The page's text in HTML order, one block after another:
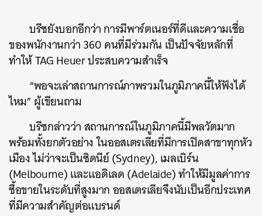
บรีซยังบอกอีกว่า การมีพาร์ตเนอร์ที่ดีและความเชื่อ
ของพนักงานกว่า 360 คนที่มีร่วมกัน เป็นปัจจัยหลักที่
ทำให้ TAG Heuer ประสบความสำเร็จ
“พอจะเล่าสถานการณ์ภาพรวมในภูมิภาคนี้ให้ฟังได้
ไหม” ผู้เขียนถาม
บรีซกล่าวว่า สถานการณ์ในภูมิภาคนี้มีพลวัตมาก
พร้อมทั้งยกตัวอย่าง ในออสเตรเลียที่มีการเปิดสาขาทุกหัว
เมือง ไม่ว่าจะเป็นซิดนีย์ (Sydney), เมลเบิร์น
(Melbourne) และแอดิเลด (Adelaide) ทำให้มีมูลค่าการ
ซื้อขายในระดับที่สูงมาก ออสเตรเลียจึงนับเป็นอีกประเทศ
ที่มีความสำคัญต่อแบรนด์